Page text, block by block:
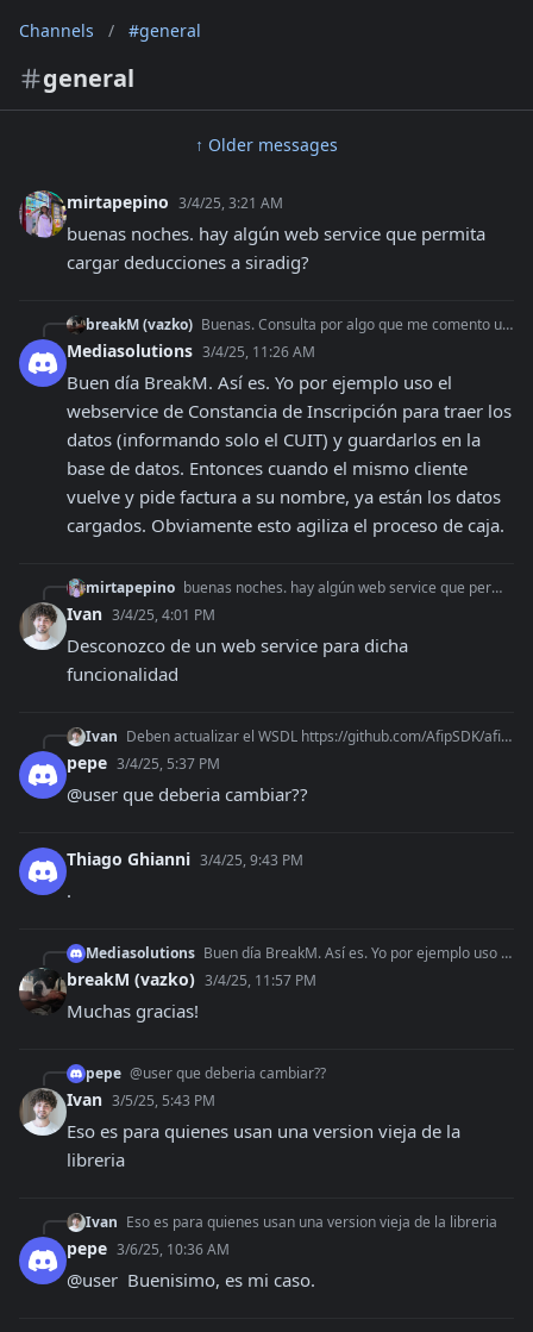
Channels / #general
general
↑ Older messages
mirtapepino 3/4/25, 3:21 AM
buenas noches. hay algún web service que permita
cargar deducciones a siradig?
breakM (vazko) Buenas. Consulta por algo que me comento un cliente y me genero dudas. Me dijo que varios sistemas contables te hacen cargar los datos de un cliente antes de
Mediasolutions 3/4/25, 11:26 AM
Buen día BreakM. Así es. Yo por ejemplo uso el
webservice de Constancia de Inscripción para traer los
datos (informando solo el CUIT) y guardarlos en la
base de datos. Entonces cuando el mismo cliente
vuelve y pide factura a su nombre, ya están los datos
cargados. Obviamente esto agiliza el proceso de caja.
mirtapepino buenas noches. hay algún web service que permita cargar deducciones a siradig?
Ivan 3/4/25, 4:01 PM
Desconozco de un web service para dicha
funcionalidad
Ivan Deben actualizar el WSDL https://github.com/AfipSDK/afip.php/blob/v0.7.0/src/Afip_res/wsfe.wsdl por este https://wswhomo.afip.gov.ar/wsfev1/service.asmx?wsdl
pepe 3/4/25, 5:37 PM
@user que deberia cambiar??
Thiago Ghianni 3/4/25, 9:43 PM
.
Mediasolutions Buen día BreakM. Así es. Yo por ejemplo uso el webservice de Constancia de Inscripción para traer los datos (informando solo el CUIT) y guardarlos en la base de
breakM (vazko) 3/4/25, 11:57 PM
Muchas gracias!
pepe @user que deberia cambiar??
Ivan 3/5/25, 5:43 PM
Eso es para quienes usan una version vieja de la
libreria
Ivan Eso es para quienes usan una version vieja de la libreria
pepe 3/6/25, 10:36 AM
@user  Buenisimo, es mi caso.